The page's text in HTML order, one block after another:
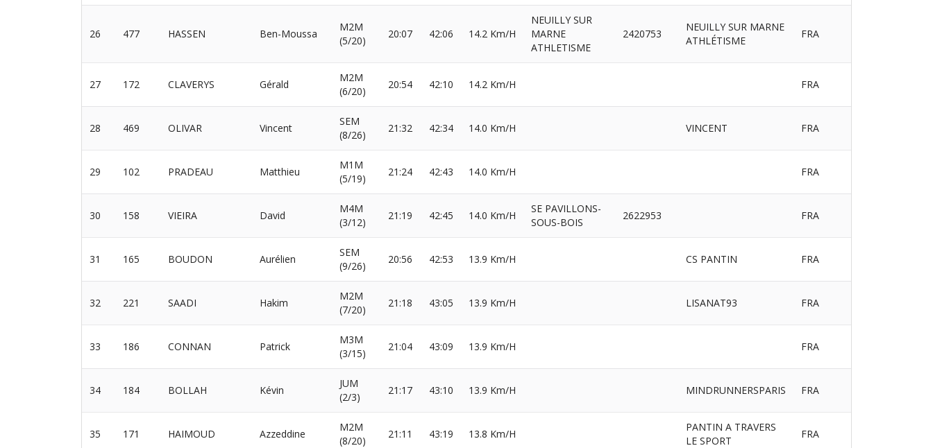
26 477 HASSEN Ben-Moussa
M2M
(5/20)
20:07 42:06 14.2 Km/H
NEUILLY SUR
MARNE
ATHLETISME
2420753
NEUILLY SUR MARNE
ATHLÉTISME
FRA
27 172 CLAVERYS Gérald
M2M
(6/20)
20:54 42:10 14.2 Km/H FRA
28 469 OLIVAR Vincent
SEM
(8/26)
21:32 42:34 14.0 Km/H VINCENT FRA
29 102 PRADEAU Matthieu
M1M
(5/19)
21:24 42:43 14.0 Km/H FRA
30 158 VIEIRA David
M4M
(3/12)
21:19 42:45 14.0 Km/H
SE PAVILLONS-
SOUS-BOIS
2622953 FRA
31 165 BOUDON Aurélien
SEM
(9/26)
20:56 42:53 13.9 Km/H CS PANTIN FRA
32 221 SAADI Hakim
M2M
(7/20)
21:18 43:05 13.9 Km/H LISANAT93 FRA
33 186 CONNAN Patrick
M3M
(3/15)
21:04 43:09 13.9 Km/H FRA
34 184 BOLLAH Kévin
JUM
(2/3)
21:17 43:10 13.9 Km/H MINDRUNNERSPARIS FRA
35 171 HAIMOUD Azzeddine
M2M
(8/20)
21:11 43:19 13.8 Km/H
PANTIN A TRAVERS
LE SPORT
FRA